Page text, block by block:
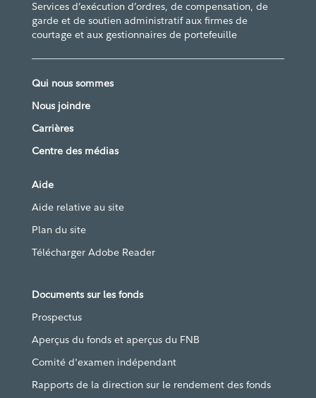
Services d’exécution d’ordres, de compensation, de
garde et de soutien administratif aux firmes de
courtage et aux gestionnaires de portefeuille
Qui nous sommes
Nous joindre
Carrières
Centre des médias
Aide
Aide relative au site
Plan du site
Télécharger Adobe Reader
Documents sur les fonds
Prospectus
Aperçus du fonds et aperçus du FNB
Comité d'examen indépendant
Rapports de la direction sur le rendement des fonds